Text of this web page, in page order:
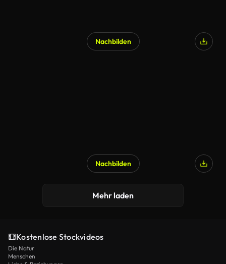
Nachbilden
Nachbilden
Mehr laden
Kostenlose Stockvideos
Die Natur
Menschen